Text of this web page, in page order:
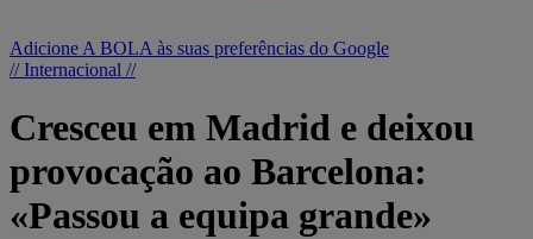
Adicione A BOLA às suas preferências do Google
// Internacional //
Cresceu em Madrid e deixou
provocação ao Barcelona:
«Passou a equipa grande»